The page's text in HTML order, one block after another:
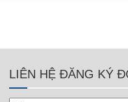
LIÊN HỆ ĐĂNG KÝ